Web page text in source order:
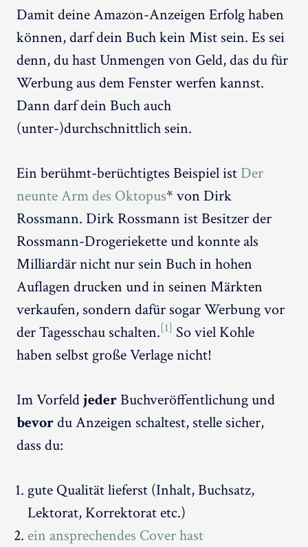
Damit deine Amazon-Anzeigen Erfolg haben
können, darf dein Buch kein Mist sein. Es sei
denn, du hast Unmengen von Geld, das du für
Werbung aus dem Fenster werfen kannst.
Dann darf dein Buch auch
(unter-)durchschnittlich sein.
Ein berühmt-berüchtigtes Beispiel ist Der
neunte Arm des Oktopus* von Dirk
Rossmann. Dirk Rossmann ist Besitzer der
Rossmann-Drogeriekette und konnte als
Milliardär nicht nur sein Buch in hohen
Auflagen drucken und in seinen Märkten
verkaufen, sondern dafür sogar Werbung vor
der Tagesschau schalten.[1] So viel Kohle
haben selbst große Verlage nicht!
Im VorfeldjederBuchveröffentlichung und
bevordu Anzeigen schaltest, stelle sicher,
dass du:
gute Qualität lieferst (Inhalt, Buchsatz,
Lektorat, Korrektorat etc.)
ein ansprechendes Cover hast